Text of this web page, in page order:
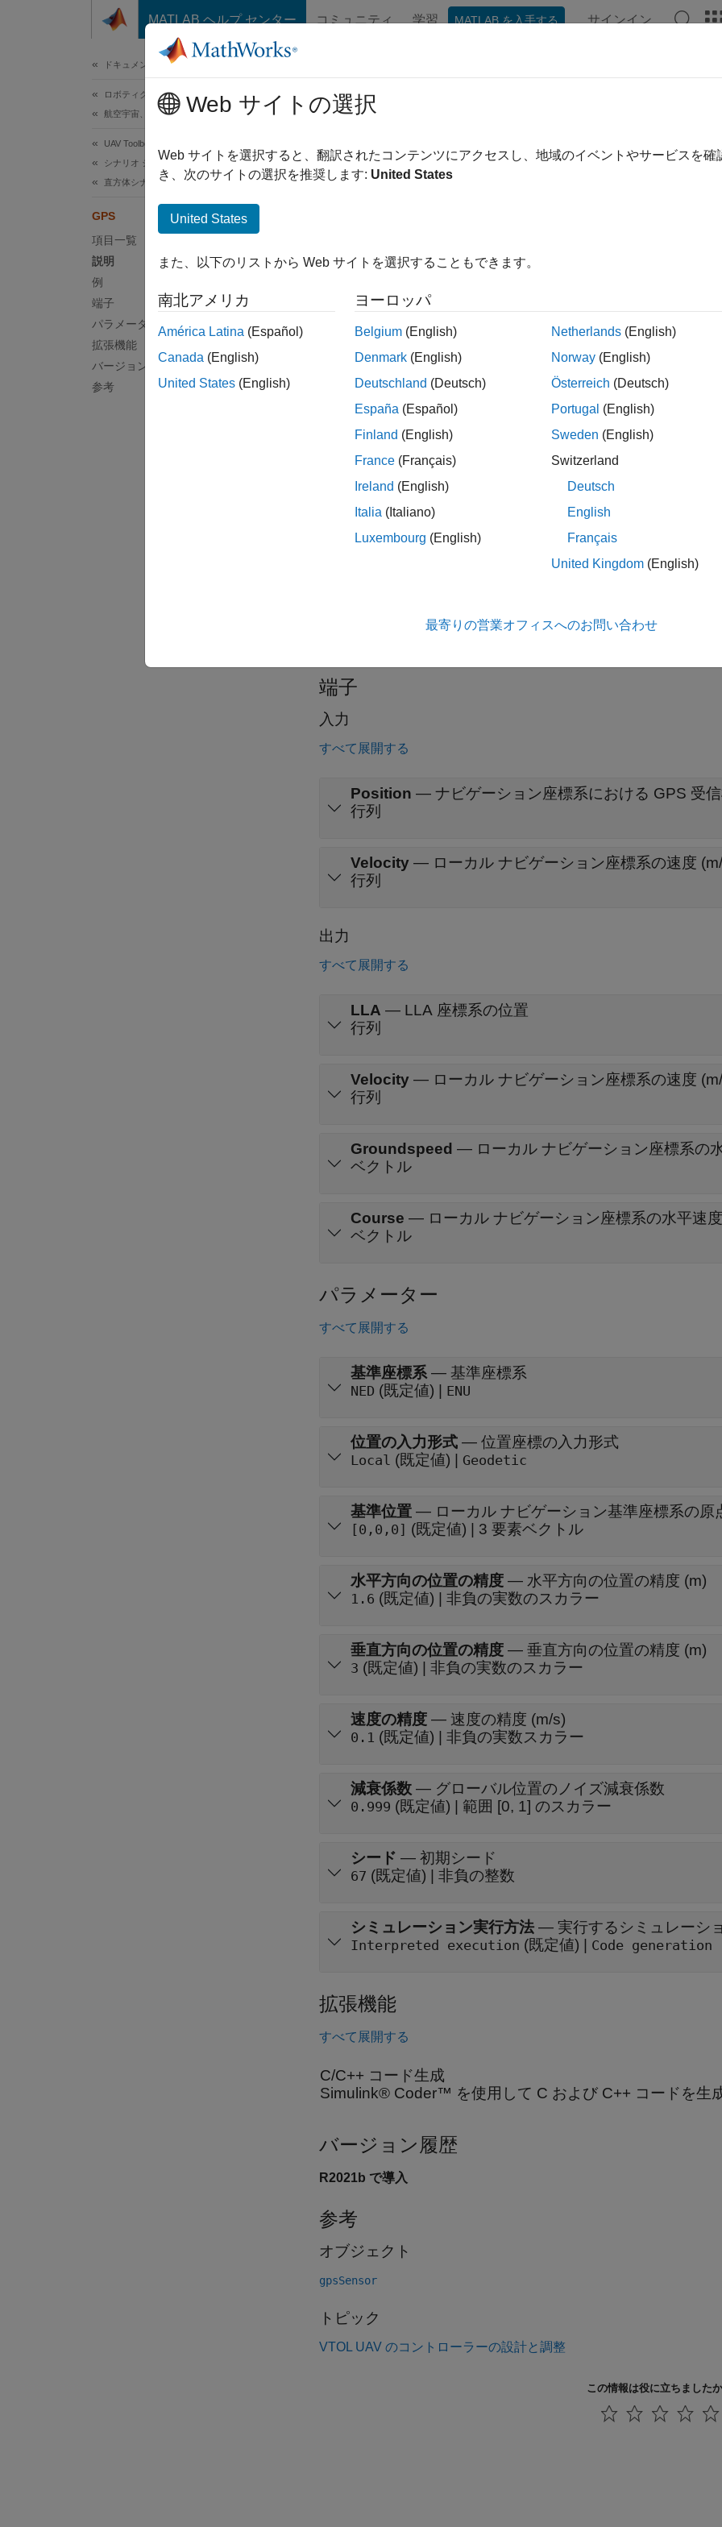
コンテンツへスキップ
MATLAB ヘルプ センター コミュニティ 学習 MATLAB を入手する サインイン
ドキュメンテーションのホーム
ロボティクスおよび自律システム
航空宇宙、防衛
UAV Toolbox
シナリオ シミュレーション
直方体シナリオ シミュレーション
GPS
項目一覧
説明
例
端子
パラメーター
拡張機能
バージョン履歴
参考
GPS
ノイズのある GPS センサー読み取りのシミュレーション
R2021b 以降
Sensor Fusion and
説明
出力します。WGS84 地球モデルを使用して、ローカル座標を緯度-
Add GPS Sensor Noise to Multirotor Guidance Model
Simulate GPS Sensor Noise
端子
入力
すべて展開する
Position — ナビゲーション座標系における GPS 受
行列
Velocity — ローカル ナビゲーション座標系の速度
行列
出力
すべて展開する
LLA — LLA 座標系の位置
行列
Velocity — ローカル ナビゲーション座標系の速度
行列
Groundspeed — ローカル ナビゲーション座標系の
ベクトル
Course — ローカル ナビゲーション座標系の水平速
ベクトル
パラメーター
すべて展開する
基準座標系— 基準座標系
NED (既定値) | ENU
位置の入力形式 — 位置座標の入力形式
Local (既定値) | Geodetic
基準位置 — ローカル ナビゲーション基準座標系の原
[0,0,0] (既定値) | 3 要素ベクトル
水平方向の位置の精度 — 水平方向の位置の精度 (m)
1.6 (既定値) | 非負の実数のスカラー
垂直方向の位置の精度 — 垂直方向の位置の精度 (m)
3 (既定値) | 非負の実数のスカラー
速度の精度 — 速度の精度 (m/s)
0.1 (既定値) | 非負の実数スカラー
減衰係数 — グローバル位置のノイズ減衰係数
0.999 (既定値) | 範囲 [0, 1] のスカラー
シード — 初期シード
67 (既定値) | 非負の整数
シミュレーション実行方法 — 実行するシミュレーシ
Interpreted execution (既定値) | Code generation
拡張機能
すべて展開する
C/C++ コード生成
Simulink® Coder™ を使用して C および C++ コードを生
バージョン履歴
R2021b で導入
参考
オブジェクト
gpsSensor
トピック
VTOL UAV のコントローラーの設計と調整
この情報は役に立ちました
Web サイトの選択
Web サイトを選択すると、翻訳されたコンテンツにアクセスし、地域のイベントやサービスを
き、次のサイトの選択を推奨します: United States
United States
また、以下のリストから Web サイトを選択することもできます。
南北アメリカ
América Latina (Español)
Canada (English)
United States (English)
ヨーロッパ
Belgium (English)
Denmark (English)
Deutschland (Deutsch)
España (Español)
Finland (English)
France (Français)
Ireland (English)
Italia (Italiano)
Luxembourg (English)
Netherlands (English)
Norway (English)
Österreich (Deutsch)
Portugal (English)
Sweden (English)
Switzerland
Deutsch
English
Français
United Kingdom (English)
最寄りの営業オフィスへのお問い合わせ